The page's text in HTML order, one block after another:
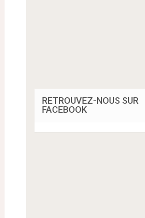
RETROUVEZ-NOUS SUR
FACEBOOK